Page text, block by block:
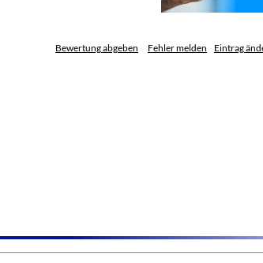
Bewertung abgeben Fehler melden Eintrag